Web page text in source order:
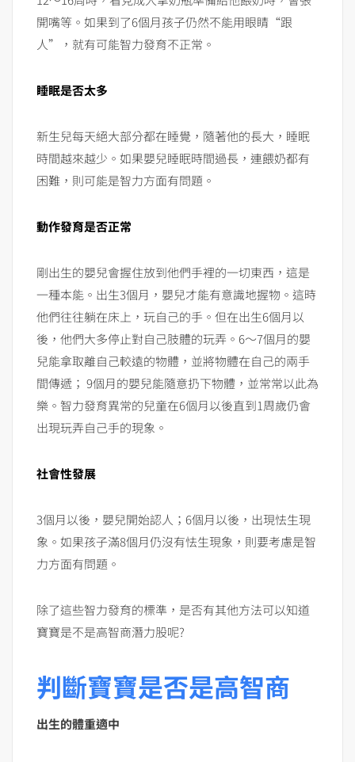
開嘴等。如果到了6個月孩子仍然不能用眼睛“跟
人”，就有可能智力發育不正常。
睡眠是否太多
新生兒每天絕大部分都在睡覺，隨著他的長大，睡眠
時間越來越少。如果嬰兒睡眠時間過長，連餵奶都有
困難，則可能是智力方面有問題。
動作發育是否正常
剛出生的嬰兒會握住放到他們手裡的一切東西，這是
一種本能。出生3個月，嬰兒才能有意識地握物。這時
他們往往躺在床上，玩自己的手。但在出生6個月以
後，他們大多停止對自己肢體的玩弄。6～7個月的嬰
兒能拿取離自己較遠的物體，並將物體在自己的兩手
間傳遞； 9個月的嬰兒能隨意扔下物體，並常常以此為
樂。智力發育異常的兒童在6個月以後直到1周歲仍會
出現玩弄自己手的現象。
社會性發展
3個月以後，嬰兒開始認人；6個月以後，出現怯生現
象。如果孩子滿8個月仍沒有怯生現象，則要考慮是智
力方面有問題。
除了這些智力發育的標準，是否有其他方法可以知道
寶寶是不是高智商潛力股呢?
判斷寶寶是否是高智商
出生的體重適中